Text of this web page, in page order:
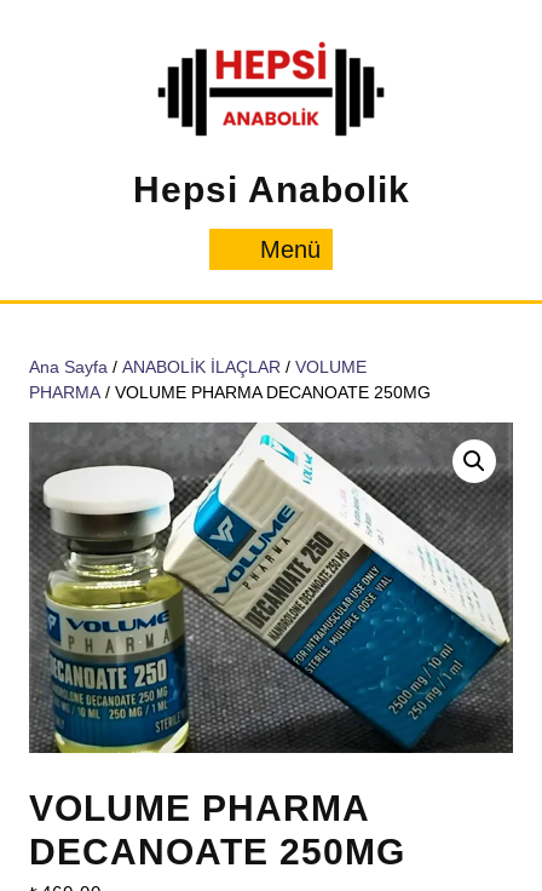
Hepsi Anabolik
Menü
Ana Sayfa / ANABOLİK İLAÇLAR / VOLUME
PHARMA / VOLUME PHARMA DECANOATE 250MG
VOLUME PHARMA
DECANOATE 250MG